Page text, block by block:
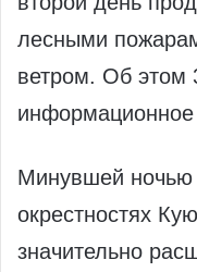
лесными
ветром. Об этом
информационное
Минувшей ночью
окрестностях
значительно